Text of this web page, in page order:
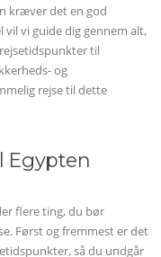
kræver det en god
vi guide dig gennem alt,
til
og
rejse til dette
Egypten
flere ting, du bør
Først og fremmest er det
så du undgår